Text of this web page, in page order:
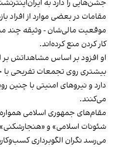
جشن‌هایی را دارد به
مقامات در بعضی موارد از افراد
موقعیت مالی‌شان - وثیقه چند
کار کردن منع کرده‌اند.
او افزود بر اساس مشاهداتش
بیشتری روی تجمعات تفریحی
دارد و نیروهای امنیتی با چنین
می‌کنند.
مقام‌های جمهوری اسلامی
شئونات اسلامی» و
می‌رسد نگران الگوبرداری